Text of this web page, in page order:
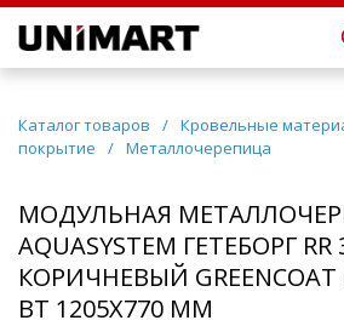
Каталог товаров / Кровельные
покрытие
/ Металлочерепица
МОДУЛЬНАЯ
AQUASYSTEM ГЕТЕБОРГ
КОРИЧНЕВЫЙ GREENCOAT
BT 1205Х770 ММ